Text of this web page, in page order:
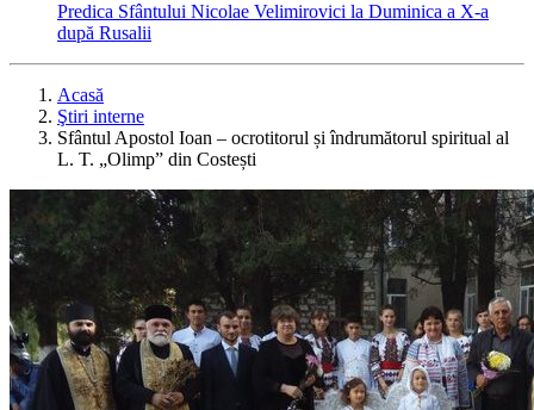
Predica Sfântului Nicolae Velimirovici la Duminica a X-a
după Rusalii
Acasă
Ştiri interne
Sfântul Apostol Ioan – ocrotitorul și îndrumătorul spiritual al
L. T. „Olimp” din Costești